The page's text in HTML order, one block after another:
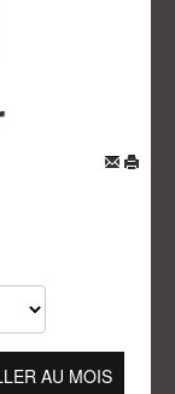
AU MOIS